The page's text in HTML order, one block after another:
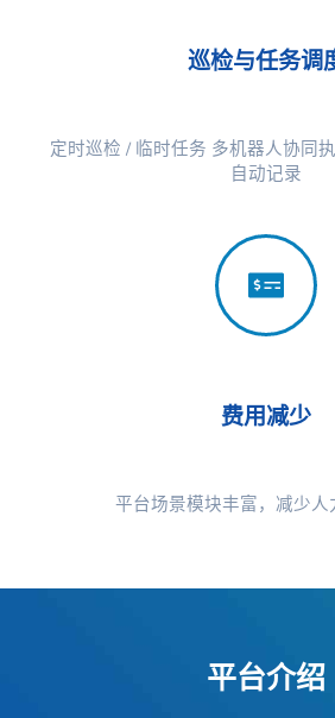
巡检与任务调
定时巡检 / 临时任务 多机器人协同
自动记录
费用减少
平台场景模块丰富，减少人
平台介绍